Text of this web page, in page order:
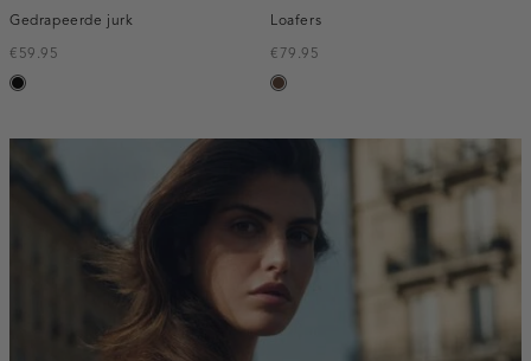
Gedrapeerde jurk
€59.95
zwart
Loafers
€79.95
donkerbruin
banner:new-
arrivals